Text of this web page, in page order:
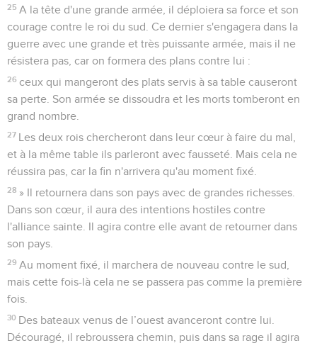
25 A la tête d'une grande armée, il déploiera sa force et son
courage contre le roi du sud. Ce dernier s'engagera dans la
guerre avec une grande et très puissante armée, mais il ne
résistera pas, car on formera des plans contre lui :
26 ceux qui mangeront des plats servis à sa table causeront
sa perte. Son armée se dissoudra et les morts tomberont en
grand nombre.
27
Les deux rois chercheront dans leur cœur à faire du mal,
et à la même table ils parleront avec fausseté. Mais cela ne
réussira pas, car la fin n'arrivera qu'au moment fixé.
28 » Il retournera dans son pays avec de grandes richesses.
Dans son cœur, il aura des intentions hostiles contre
l'alliance sainte. Il agira contre elle avant de retourner dans
son pays.
29 Au moment fixé, il marchera de nouveau contre le sud,
mais cette fois-là cela ne se passera pas comme la première
fois.
30 Des bateaux venus de l’ouest avanceront contre lui.
Découragé, il rebroussera chemin, puis dans sa rage il agira